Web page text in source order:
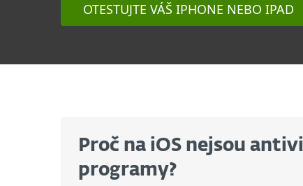
OTESTUJTE VÁŠ IPHONE NEBO IPAD
Proč na iOS nejsou
programy?